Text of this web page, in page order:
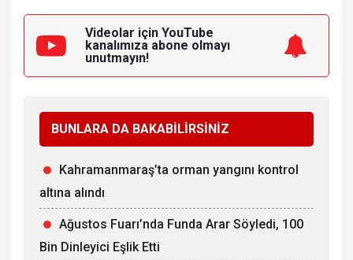
Videolar için YouTube
kanalımıza abone olmayı
unutmayın!
BUNLARA DA BAKABİLİRSİNİZ
Kahramanmaraş’ta orman yangını kontrol
altına alındı
Ağustos Fuarı’nda Funda Arar Söyledi, 100
Bin Dinleyici Eşlik Etti